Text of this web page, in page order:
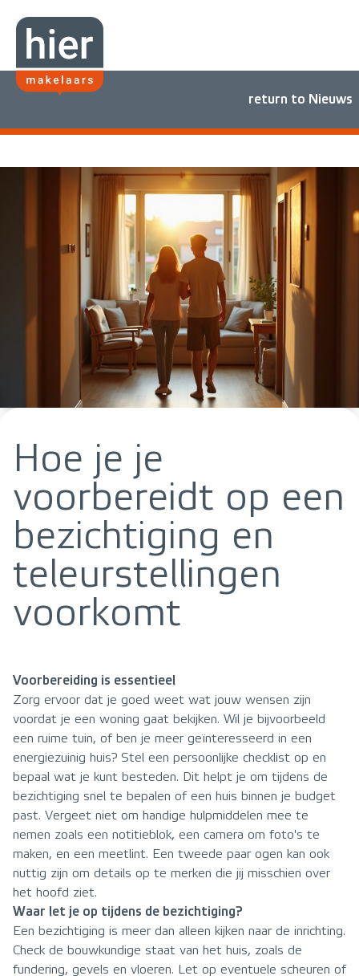
return to Nieuws
Hoe je je
voorbereidt op een
bezichtiging en
teleurstellingen
voorkomt
Voorbereiding is essentieel
Zorg ervoor dat je goed weet wat jouw wensen zijn
voordat je een woning gaat bekijken. Wil je bijvoorbeeld
een ruime tuin, of ben je meer geïnteresseerd in een
energiezuinig huis? Stel een persoonlijke checklist op en
bepaal wat je kunt besteden. Dit helpt je om tijdens de
bezichtiging snel te bepalen of een huis binnen je budget
past. Vergeet niet om handige hulpmiddelen mee te
nemen zoals een notitieblok, een camera om foto's te
maken, en een meetlint. Een tweede paar ogen kan ook
nuttig zijn om details op te merken die jij misschien over
het hoofd ziet.
Waar let je op tijdens de bezichtiging?
Een bezichtiging is meer dan alleen kijken naar de inrichting.
Check de bouwkundige staat van het huis, zoals de
fundering, gevels en vloeren. Let op eventuele scheuren of